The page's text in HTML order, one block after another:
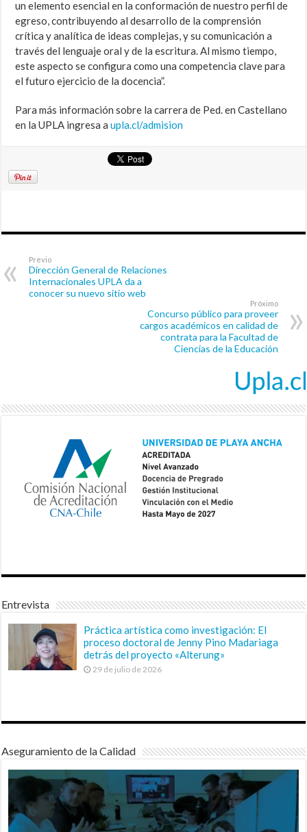
un elemento esencial en la conformación de nuestro perfil de
egreso, contribuyendo al desarrollo de la comprensión
crítica y analítica de ideas complejas, y su comunicación a
través del lenguaje oral y de la escritura. Al mismo tiempo,
este aspecto se configura como una competencia clave para
el futuro ejercicio de la docencia”.
Para más información sobre la carrera de Ped. en Castellano
en la UPLA ingresa aupla.cl/admision
Previo
Dirección General de Relaciones
Internacionales UPLA da a
conocer su nuevo sitio web
Próximo
Concurso público para proveer
cargos académicos en calidad de
contrata para la Facultad de
Ciencias de la Educación
Entrevista
Práctica artística como investigación: El
proceso doctoral de Jenny Pino Madariaga
detrás del proyecto «Alterung»
29 de julio de 2026
Aseguramiento de la Calidad